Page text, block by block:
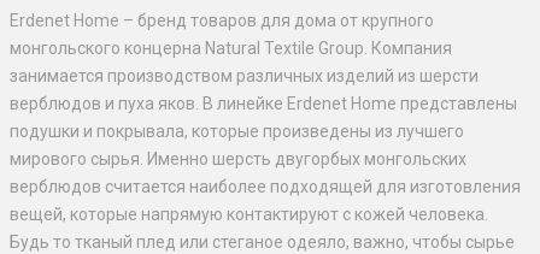
Erdenet Home – бренд товаров для дома от крупного
монгольского концерна Natural Textile Group. Компания
занимается производством различных изделий из шерсти
верблюдов и пуха яков. В линейке Erdenet Home представлены
подушки и покрывала, которые произведены из лучшего
мирового сырья. Именно шерсть двугорбых монгольских
верблюдов считается наиболее подходящей для изготовления
вещей, которые напрямую контактируют с кожей человека.
Будь то тканый плед или стеганое одеяло, важно, чтобы сырье